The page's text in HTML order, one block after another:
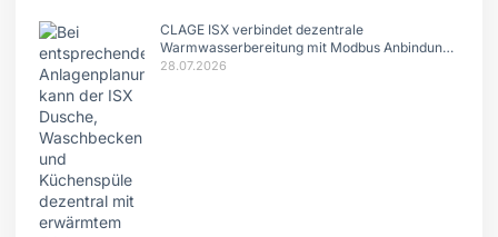
CLAGE ISX verbindet dezentrale
Warmwasserbereitung mit Modbus Anbindung
und intelligentem Lastmanagement.
28.07.2026